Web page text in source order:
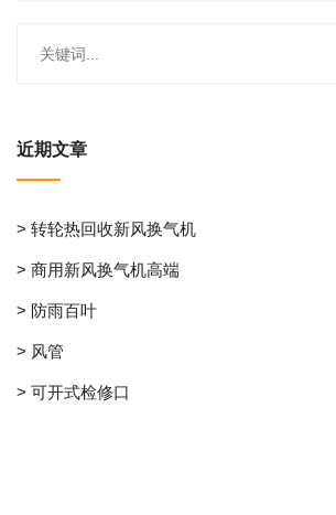
近期文章
> 转轮热回收新风换气机
> 商用新风换气机高端
> 防雨百叶
> 风管
> 可开式检修口